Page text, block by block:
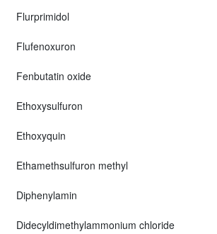
Flurprimidol
Flufenoxuron
Fenbutatin oxide
Ethoxysulfuron
Ethoxyquin
Ethamethsulfuron methyl
Diphenylamin
Didecyldimethylammonium chloride